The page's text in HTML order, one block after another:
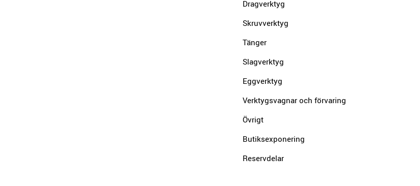
Dragverktyg
Skruvverktyg
Tänger
Slagverktyg
Eggverktyg
Verktygsvagnar och förvaring
Övrigt
Butiksexponering
Reservdelar